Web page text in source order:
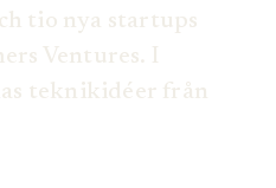
tio nya startups
Ventures. I
teknikidéer från